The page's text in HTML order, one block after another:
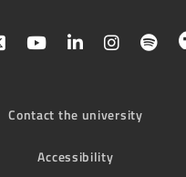
Contact the university
Accessibility